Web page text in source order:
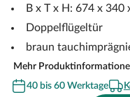
B x T x H: 674 x 340
Doppelflügeltür
braun
Mehr
40 bis 60 Werktage